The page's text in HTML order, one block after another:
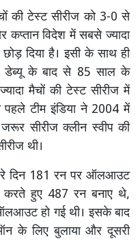
की टेस्ट सीरीज को 3-0 से
कप्तान विदेश में सबसे ज्यादा
दिया है। इसी के साथ ही
डेब्यू के बाद से 85 साल के
मैचों की टेस्ट सीरीज में
पहले टीम इंडिया ने 2004 में
सीरीज क्लीन स्वीप की
थी।
दिन 181 रन पर ऑलआउट
करते हुए 487 रन बनाए थे,
हो गई थी। इसके बाद
के लिए बुलाया और दूसरी